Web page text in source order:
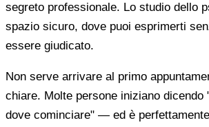
segreto professionale. Lo studio dello
spazio sicuro, dove puoi esprimerti
essere giudicato.
Non serve arrivare al primo
chiare. Molte persone iniziano dicendo
dove cominciare" — ed è